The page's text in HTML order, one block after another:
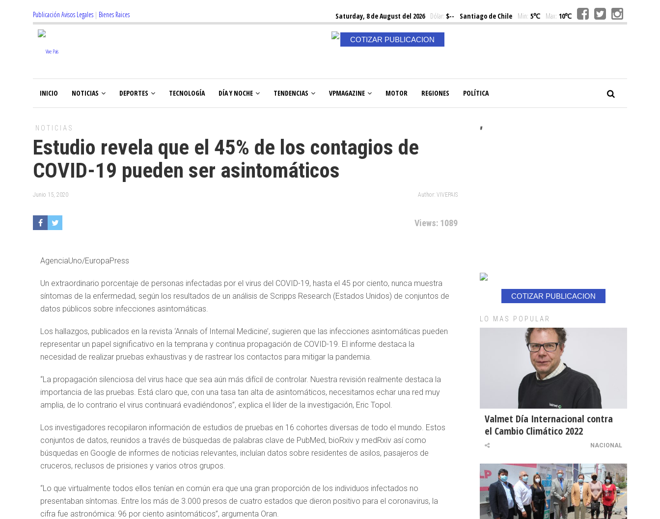
Publicación Avisos Legales | Bienes Raices Saturday, 8 de August del 2026Dólar: $-- Santiago de Chile Min: 5℃ Max: 10℃
COTIZAR PUBLICACION
INICIO NOTICIAS DEPORTES TECNOLOGÍA DÍA Y NOCHE TENDENCIAS VPMAGAZINE MOTOR REGIONES POLÍTICA
NOTICIAS
Estudio revela que el 45% de los contagios de
COVID-19 pueden ser asintomáticos
Junio 15, 2020 Author: VIVEPAIS
Views: 1089
AgenciaUno/EuropaPress
Un extraordinario porcentaje de personas infectadas por el virus del COVID-19, hasta el 45 por ciento, nunca muestra
síntomas de la enfermedad, según los resultados de un análisis de Scripps Research (Estados Unidos) de conjuntos de
datos públicos sobre infecciones asintomáticas.
Los hallazgos, publicados en la revista ‘Annals of Internal Medicine’, sugieren que las infecciones asintomáticas pueden
representar un papel significativo en la temprana y continua propagación de COVID-19. El informe destaca la
necesidad de realizar pruebas exhaustivas y de rastrear los contactos para mitigar la pandemia.
“La propagación silenciosa del virus hace que sea aún más difícil de controlar. Nuestra revisión realmente destaca la
importancia de las pruebas. Está claro que, con una tasa tan alta de asintomáticos, necesitamos echar una red muy
amplia, de lo contrario el virus continuará evadiéndonos”, explica el líder de la investigación, Eric Topol.
Los investigadores recopilaron información de estudios de pruebas en 16 cohortes diversas de todo el mundo. Estos
conjuntos de datos, reunidos a través de búsquedas de palabras clave de PubMed, bioRxiv y medRxiv así como
búsquedas en Google de informes de noticias relevantes, incluían datos sobre residentes de asilos, pasajeros de
cruceros, reclusos de prisiones y varios otros grupos.
“Lo que virtualmente todos ellos tenían en común era que una gran proporción de los individuos infectados no
presentaban síntomas. Entre los más de 3.000 presos de cuatro estados que dieron positivo para el coronavirus, la
cifra fue astronómica: 96 por ciento asintomáticos”, argumenta Oran.
#
COTIZAR PUBLICACION
LO MAS POPULAR
Valmet Día Internacional contra
el Cambio Climático 2022
NACIONAL